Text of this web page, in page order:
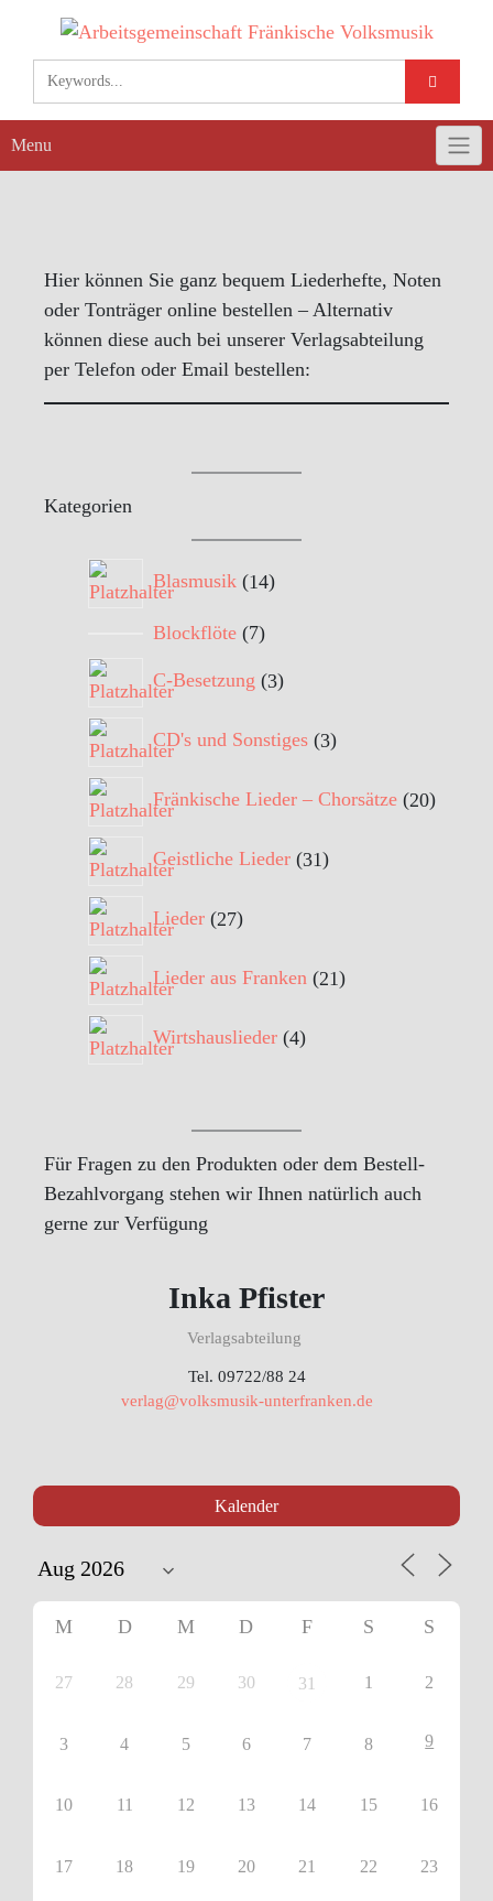
content
Menu
Hier können Sie ganz bequem Liederhefte, Noten
oder Tonträger online bestellen – Alternativ
können diese auch bei unserer Verlagsabteilung
per Telefon oder Email bestellen:
Kategorien
Blasmusik 1414
Blockflöte 77
C-Besetzung 33
CD's und Sonstiges 33
Fränkische Lieder – Chorsätze 2020
Geistliche Lieder 3131
Lieder 2727
Lieder aus Franken 2121
Wirtshauslieder 44
Für Fragen zu den Produkten oder dem Bestell-
Bezahlvorgang stehen wir Ihnen natürlich auch
gerne zur Verfügung
Inka Pfister
Verlagsabteilung
Tel. 09722/88 24
verlag@volksmusik-unterfranken.de
Kalender
M D M D F S S
27 28 29 30 31 1 2
3 4 5 6 7 8 9
10 11 12 13 14 15 16
17 18 19 20 21 22 23